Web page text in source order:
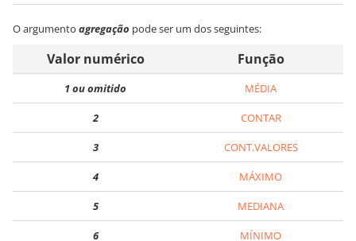
O argumento agregação pode ser um dos seguintes:
Valor numérico Função
1 ou omitido MÉDIA
2 CONTAR
3 CONT.VALORES
4 MÁXIMO
5 MEDIANA
6 MÍNIMO